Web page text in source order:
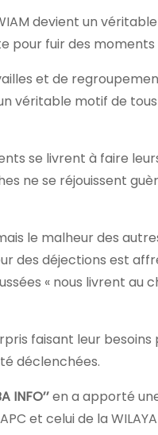
devient un
pour fuir des moments
et de
véritable motif de
se livrent à faire
ne se réjouissent
le malheur des
des déjections est
« nous livrent au
faisant leur
déclenchées.
INFO’’en a apporté
et celui de la